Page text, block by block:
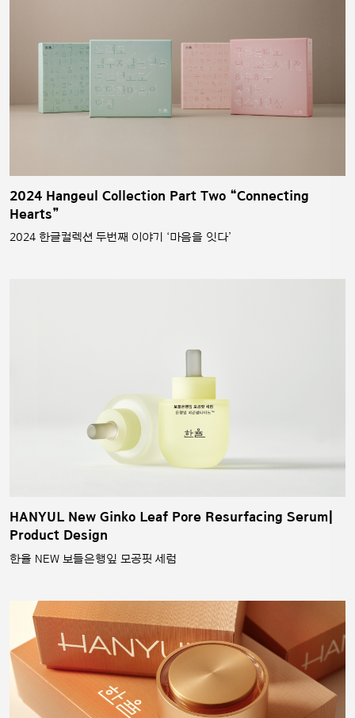
2024 Hangeul Collection Part Two “Connecting
Hearts”
2024 한글컬렉션 두번째 이야기 ‘마음을 잇다’
HANYUL New Ginko Leaf Pore Resurfacing Serum|
Product Design
한율 NEW 보들은행잎 모공핏 세럼